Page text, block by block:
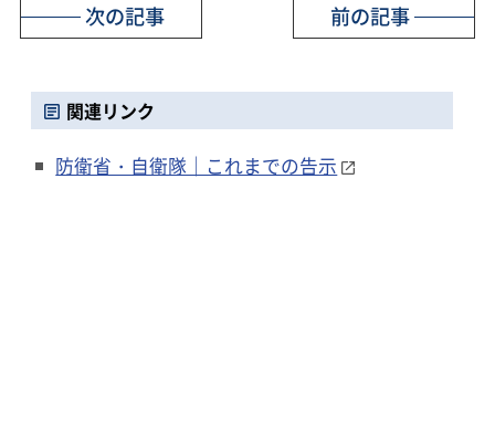
前の記事
次の記事
関連リンク
防衛省・自衛隊｜これまでの告示